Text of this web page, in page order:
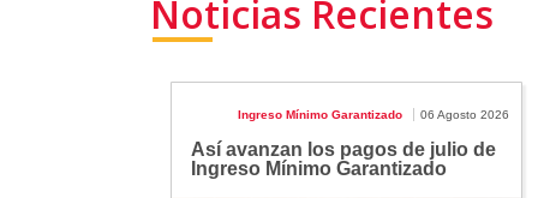
Noticias Recientes
Ingreso Mínimo Garantizado 06 Agosto 2026
Así avanzan los pagos de julio de
Ingreso Mínimo Garantizado